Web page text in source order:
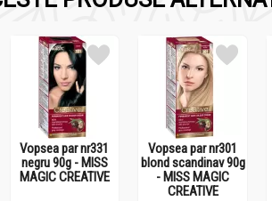
Vopsea par nr331
negru 90g - MISS
MAGIC CREATIVE
Vopsea par nr301
blond scandinav 90g
- MISS MAGIC
CREATIVE